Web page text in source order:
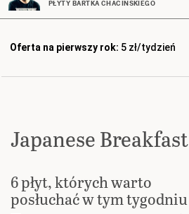
PŁYTY BARTKA CHACIŃSKIEGO
Oferta na pierwszy rok: 5 zł/tydzień
Japanese Breakfast
6 płyt, których warto
posłuchać w tym tygodniu